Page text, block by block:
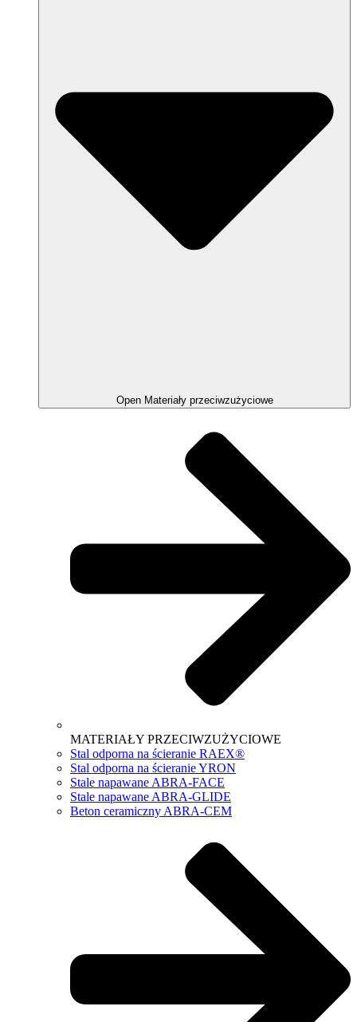
Open Materiały przeciwzużyciowe
MATERIAŁY PRZECIWZUŻYCIOWE
Stal odporna na ścieranie RAEX®
Stal odporna na ścieranie YRON
Stale napawane ABRA-FACE
Stale napawane ABRA-GLIDE
Beton ceramiczny ABRA-CEM